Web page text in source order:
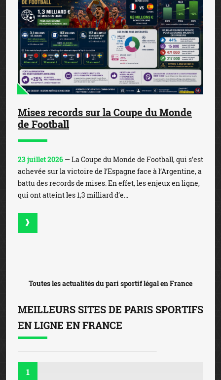
Mises records sur la Coupe du Monde
de Football
23 juillet 2026 — La Coupe du Monde de Football, qui s’est
achevée sur la victoire de l’Espagne face à l’Argentine, a
battu des records de mises. En effet, les enjeux en ligne,
qui ont atteint les 1,3 milliard d’e...
Toutes les actualités du pari sportif légal en France
MEILLEURS SITES DE PARIS SPORTIFS
EN LIGNE EN FRANCE
1